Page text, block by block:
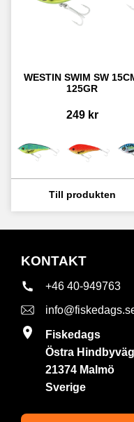
WESTIN SWIM SW
125GR
249kr
KONTAKT
+46 40-949763
Fiskedags
Östra
21374 Malmö
Sverige